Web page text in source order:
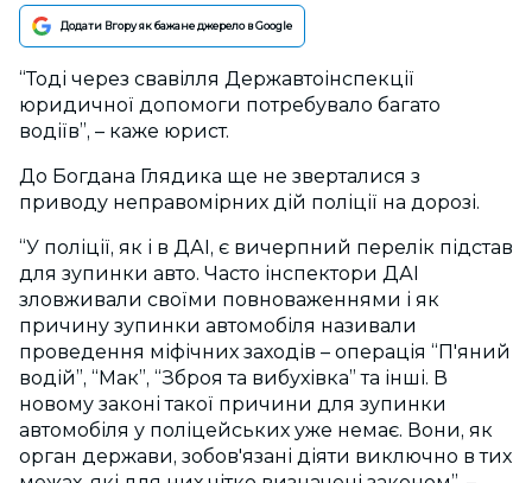
Додати Вгору як бажане джерело в Google
“Тоді через свавілля Державтоінспекції
юридичної допомоги потребувало багато
водіїв”, – каже юрист.
До Богдана Глядика ще не зверталися з
приводу неправомірних дій поліції на дорозі.
“У поліції, як і в ДАІ, є вичерпний перелік підстав
для зупинки авто. Часто інспектори ДАІ
зловживали своїми повноваженнями і як
причину зупинки автомобіля називали
проведення міфічних заходів – операція “П'яний
водій”, “Мак”, “Зброя та вибухівка” та інші. В
новому законі такої причини для зупинки
автомобіля у поліцейських уже немає. Вони, як
орган держави, зобов'язані діяти виключно в тих